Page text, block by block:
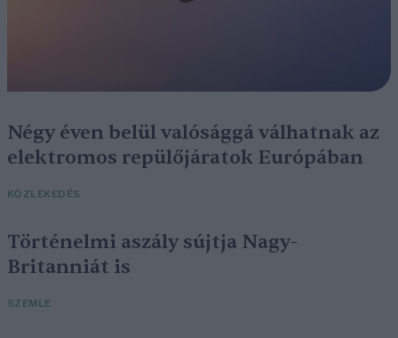
Négy éven belül valósággá válhatnak az
elektromos repülőjáratok Európában
KÖZLEKEDÉS
Történelmi aszály sújtja Nagy-
Britanniát is
SZEMLE